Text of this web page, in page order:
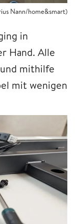
Nann/home&smart)
in
Hand. Alle
mithilfe
mit wenigen